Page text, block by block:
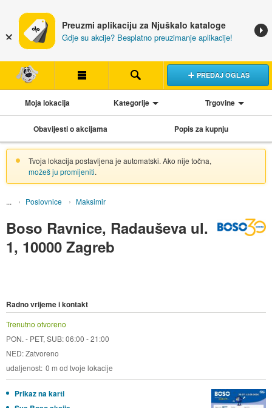
Preuzmi aplikaciju za Njuškalo kataloge
Gdje su akcije? Besplatno preuzimanje aplikacije!
PREDAJ OGLAS
Moja lokacija Kategorije Trgovine
Obavijesti o akcijama Popis za kupnju
Tvoja lokacija postavljena je automatski. Ako nije točna,
možeš ju promijeniti.
Poslovnice Maksimir
Boso Ravnice, Radauševa ul.
1, 10000 Zagreb
Radno vrijeme i kontakt
Trenutno otvoreno
PON. - PET, SUB: 06:00 - 21:00
NED: Zatvoreno
udaljenost 0 m od tvoje lokacije
Prikaz na karti